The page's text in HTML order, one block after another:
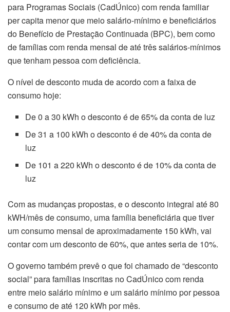
para Programas Sociais (CadÚnico) com renda familiar
per capita menor que meio salário-mínimo e beneficiários
do Benefício de Prestação Continuada (BPC), bem como
de famílias com renda mensal de até três salários-mínimos
que tenham pessoa com deficiência.
O nível de desconto muda de acordo com a faixa de
consumo hoje:
De 0 a 30 kWh o desconto é de 65% da conta de luz
De 31 a 100 kWh o desconto é de 40% da conta de
luz
De 101 a 220 kWh o desconto é de 10% da conta de
luz
Com as mudanças propostas, e o desconto integral até 80
kWH/mês de consumo, uma família beneficiária que tiver
um consumo mensal de aproximadamente 150 kWh, vai
contar com um desconto de 60%, que antes seria de 10%.
O governo também prevê o que foi chamado de “desconto
social” para famílias inscritas no CadÚnico com renda
entre meio salário mínimo e um salário mínimo por pessoa
e consumo de até 120 kWh por mês.